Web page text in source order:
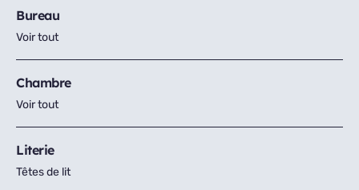
Bureau
Voir tout
Chambre
Voir tout
Literie
Têtes de lit